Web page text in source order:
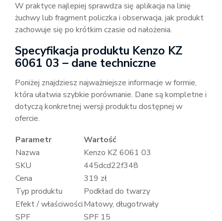
W praktyce najlepiej sprawdza się aplikacja na linię
żuchwy lub fragment policzka i obserwacja, jak produkt
zachowuje się po krótkim czasie od nałożenia.
Specyfikacja produktu Kenzo KZ
6061 03 – dane techniczne
Poniżej znajdziesz najważniejsze informacje w formie,
która ułatwia szybkie porównanie. Dane są kompletne i
dotyczą konkretnej wersji produktu dostępnej w
ofercie.
Parametr
Wartość
Nazwa
Kenzo KZ 6061 03
SKU
445dcd22f348
Cena
319 zł
Typ produktu
Podkład do twarzy
Efekt / właściwościMatowy, długotrwały
SPF
SPF 15